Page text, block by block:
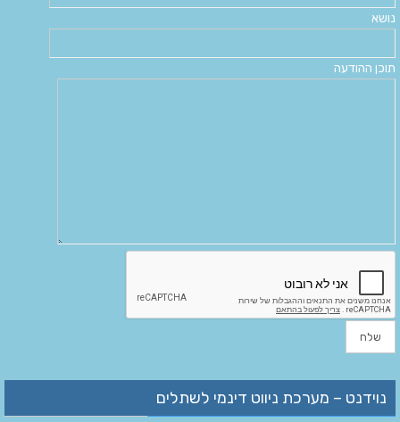
נושא
תוכן ההודעה
נוידנט – מערכת ניווט דינמי לשתלים